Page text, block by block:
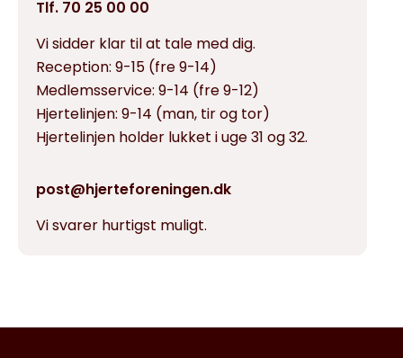
Tlf. 70 25 00 00
Vi sidder klar til at tale med dig.
Reception: 9-15 (fre 9-14)
Medlemsservice: 9-14 (fre 9-12)
Hjertelinjen: 9-14 (man, tir og tor)
Hjertelinjen holder lukket i uge 31 og 32.
post@hjerteforeningen.dk
Vi svarer hurtigst muligt.